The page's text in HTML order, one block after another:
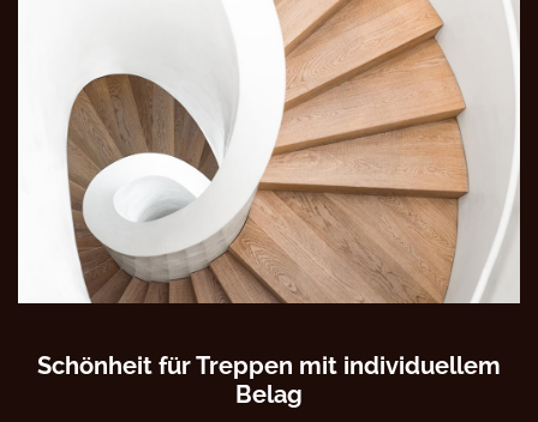
Schönheit für Treppen mit individuellem
Belag